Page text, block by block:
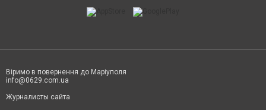
Віримо в повернення до Маріуполя
info@0629.com.ua
Журналисты сайта